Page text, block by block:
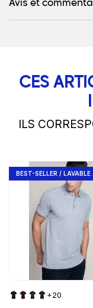
Avis et
CES
ILS
slide1 to 2of 5
BEST-SELLER /
+20
Go to product